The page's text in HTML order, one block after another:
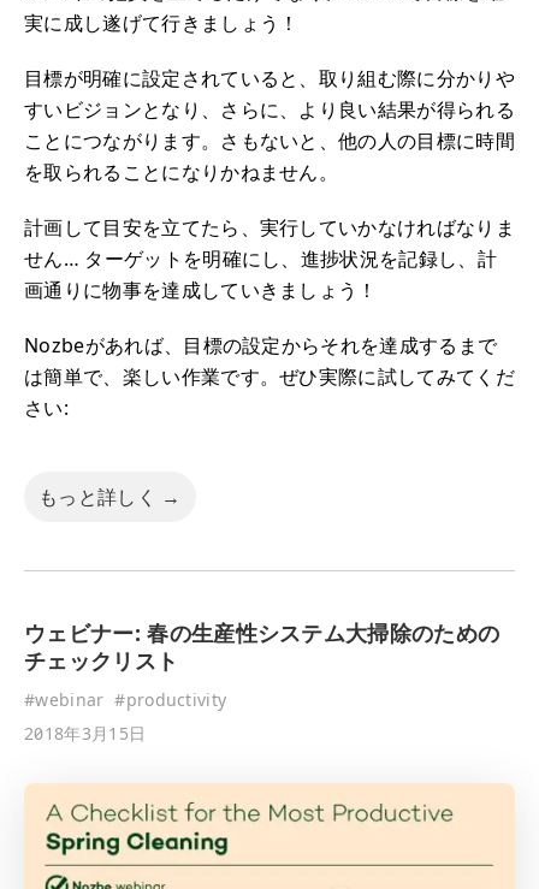
実に成し遂げて行きましょう！
目標が明確に設定されていると、取り組む際に分かりや
すいビジョンとなり、さらに、より良い結果が得られる
ことにつながります。さもないと、他の人の目標に時間
を取られることになりかねません。
計画して目安を立てたら、実行していかなければなりま
せん… ターゲットを明確にし、進捗状況を記録し、計
画通りに物事を達成していきましょう！
Nozbeがあれば、目標の設定からそれを達成するまで
は簡単で、楽しい作業です。ぜひ実際に試してみてくだ
さい:
もっと詳しく →
ウェビナー: 春の生産性システム大掃除のための
チェックリスト
#webinar #productivity
2018年3月15日